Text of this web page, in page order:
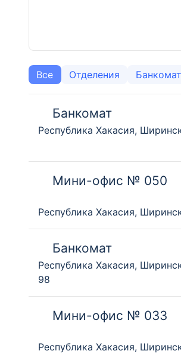
Все Отделения
Банкомат
Республика Хакасия,
Мини-офис № 050
Республика Хакасия,
Банкомат
Республика Хакасия,
98
Мини-офис № 033
Республика Хакасия,